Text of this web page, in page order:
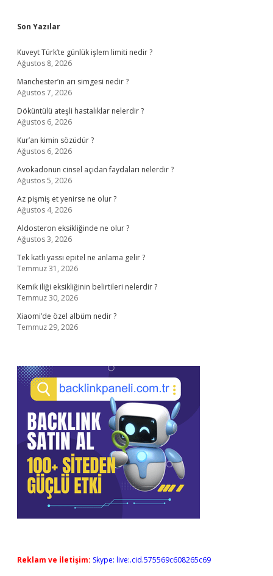
Sidebar
Son Yazılar
Kuveyt Türk’te günlük işlem limiti nedir ?
Ağustos 8, 2026
Manchester’ın arı simgesi nedir ?
Ağustos 7, 2026
Döküntülü ateşli hastalıklar nelerdir ?
Ağustos 6, 2026
Kur’an kimin sözüdür ?
Ağustos 6, 2026
Avokadonun cinsel açıdan faydaları nelerdir ?
Ağustos 5, 2026
Az pişmiş et yenirse ne olur ?
Ağustos 4, 2026
Aldosteron eksikliğinde ne olur ?
Ağustos 3, 2026
Tek katlı yassı epitel ne anlama gelir ?
Temmuz 31, 2026
Kemik iliği eksikliğinin belirtileri nelerdir ?
Temmuz 30, 2026
Xiaomi’de özel albüm nedir ?
Temmuz 29, 2026
Reklam ve İletişim: Skype: live:.cid.575569c608265c69